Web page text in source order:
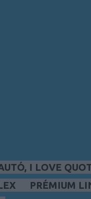
I LOVE
PRÉMIUM